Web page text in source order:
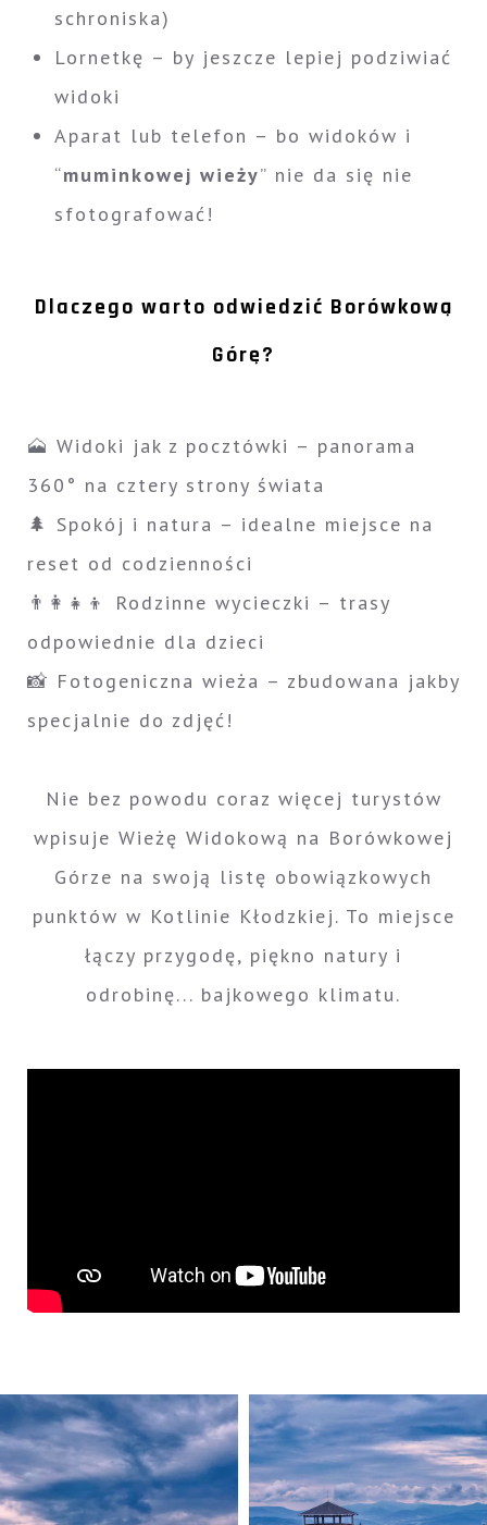
schroniska)
Lornetkę – by jeszcze lepiej podziwiać
widoki
Aparat lub telefon – bo widoków i
“muminkowej wieży” nie da się nie
sfotografować!
Dlaczego warto odwiedzić Borówkową
Górę?
🗻 Widoki jak z pocztówki – panorama
360° na cztery strony świata
🌲 Spokój i natura – idealne miejsce na
reset od codzienności
👨‍👩‍👧‍👦 Rodzinne wycieczki – trasy
odpowiednie dla dzieci
📸 Fotogeniczna wieża – zbudowana jakby
specjalnie do zdjęć!
Nie bez powodu coraz więcej turystów
wpisuje Wieżę Widokową na Borówkowej
Górze na swoją listę obowiązkowych
punktów w Kotlinie Kłodzkiej. To miejsce
łączy przygodę, piękno natury i
odrobinę... bajkowego klimatu.